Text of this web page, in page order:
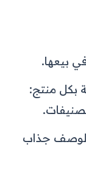
بيعها.
بكل منتج:
جذاب